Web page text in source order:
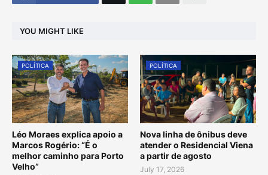
YOU MIGHT LIKE
POLÍTICA
Léo Moraes explica apoio a
Marcos Rogério: “É o
melhor caminho para Porto
Velho”
POLÍTICA
Nova linha de ônibus deve
atender o Residencial Viena
a partir de agosto
July 17, 2026